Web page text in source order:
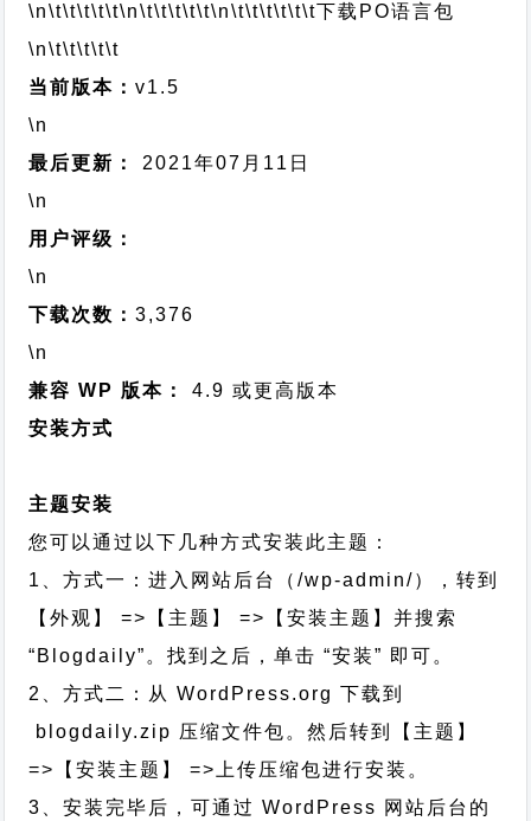
\n\t\t\t\t\t\n\t\t\t\t\t\n\t\t\t\t\t\t下载PO语言包
\n\t\t\t\t\t
当前版本：v1.5
\n
最后更新：
2021年07月11日
\n
用户评级：
\n
下载次数：3,376
\n
兼容 WP 版本：
4.9 或更高版本
安装方式
主题安装
您可以通过以下几种方式安装此主题：
1、方式一：进入网站后台（/wp-admin/），转到
【外观】 =>【主题】 =>【安装主题】并搜索
“Blogdaily”。找到之后，单击 “安装” 即可。
2、方式二：从 WordPress.org 下载到
blogdaily.zip 压缩文件包。然后转到【主题】
=>【安装主题】 =>上传压缩包进行安装。
3、安装完毕后，可通过 WordPress 网站后台的